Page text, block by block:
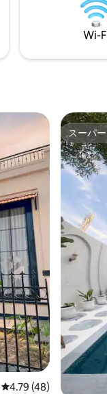
Wi-
レビュー48件、5つ星
4.79 (48)
スーパ
スーパ